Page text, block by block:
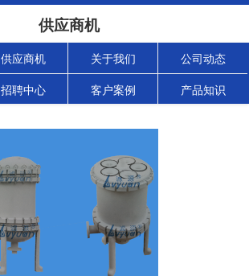
供应商机
供应商机 关于我们 公司动态
招聘中心 客户案例 产品知识